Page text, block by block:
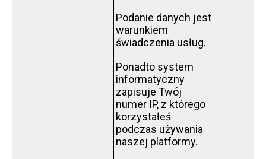
Podanie danych jest
warunkiem
świadczenia usług.
Ponadto system
informatyczny
zapisuje Twój
numer IP, z którego
korzystałeś
podczas używania
naszej platformy.